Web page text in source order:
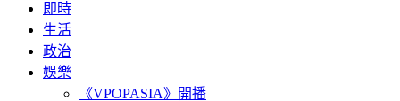
即時
生活
政治
娛樂
《VPOPASIA》開播